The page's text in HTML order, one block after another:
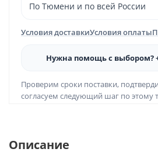
По Тюмени и по всей России
Условия доставкиУсловия оплаты
Нужна помощь с выбором?
Проверим сроки поставки,
согласуем следующий шаг по этому
Описание